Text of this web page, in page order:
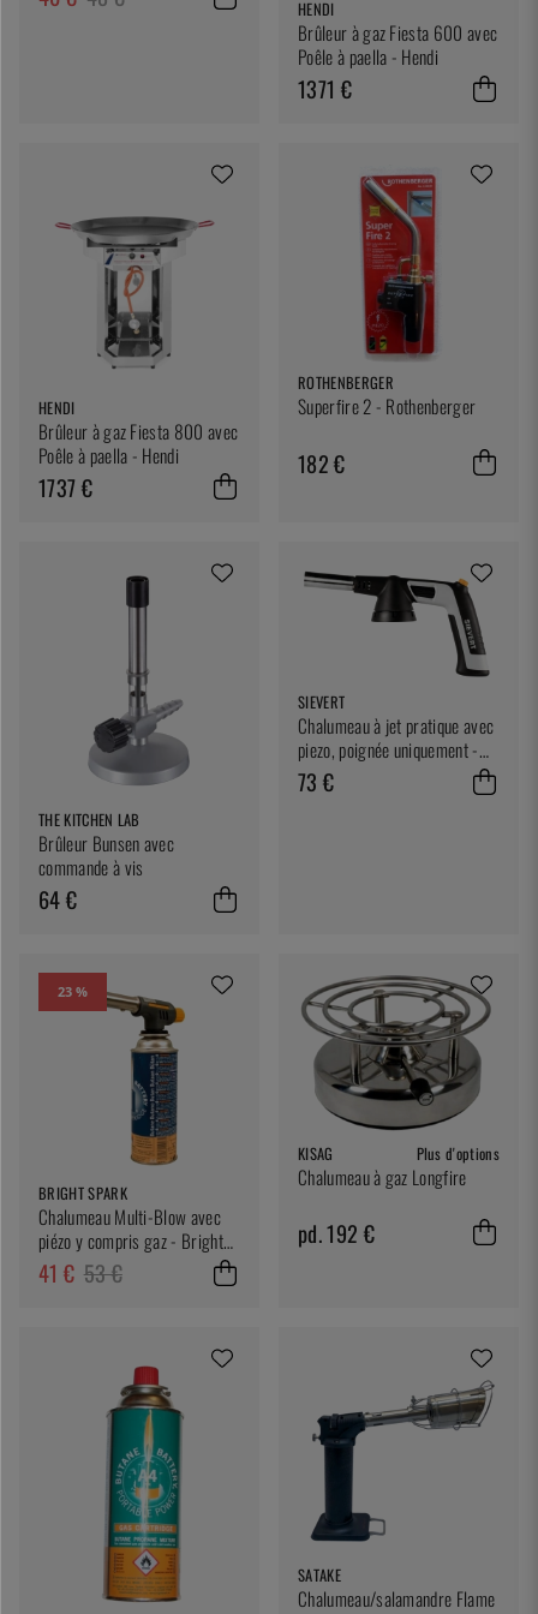
HENDI
Brûleur à gaz Fiesta 600 avec
Poêle à paella - Hendi
1371 €
HENDI
Brûleur à gaz Fiesta 800 avec
Poêle à paella - Hendi
1737 €
ROTHENBERGER
Superfire 2 - Rothenberger
182 €
THE KITCHEN LAB
Brûleur Bunsen avec
commande à vis
64 €
SIEVERT
Chalumeau à jet pratique avec
piezo, poignée uniquement -
Sievert
73 €
23 %
BRIGHT SPARK
Chalumeau Multi-Blow avec
piézo y compris gaz - Bright
Spark
41 € 53 €
KISAG Plus d'options
Chalumeau à gaz Longfire
pd. 192 €
SATAKE
Chalumeau/salamandre Flame